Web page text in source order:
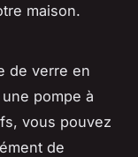
maison.
de verre en
pompe à
vous pouvez
de